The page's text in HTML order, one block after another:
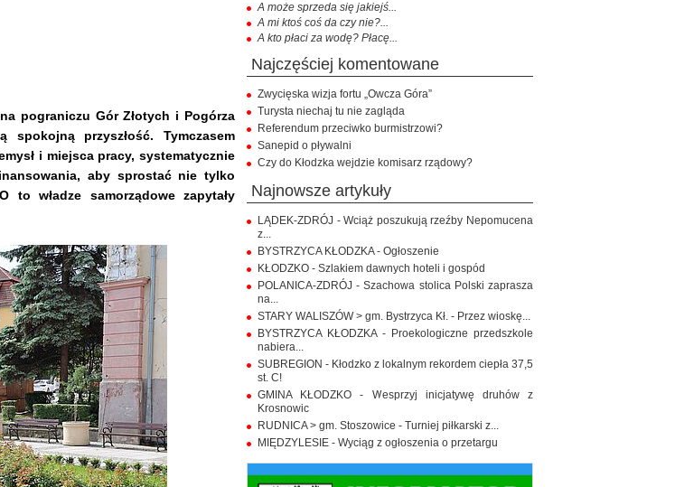
pograniczu Gór Złotych i Pogórza
przyszłość. Tymczasem
i miejsca pracy, systematycznie
aby sprostać nie tylko
władze samorządowe zapytały
A może sprzeda się jakiejś...
A mi ktoś coś da czy nie?...
A kto płaci za wodę? Płacę...
najczęściej komentowane
Zwycięska wizja fortu „Owcza Góra”
Turysta niechaj tu nie zagląda
Referendum przeciwko burmistrzowi?
Sanepid o pływalni
Czy do Kłodzka wejdzie komisarz rządowy?
najnowsze artykuły
LĄDEK-ZDRÓJ - Wciąż poszukują rzeźby Nepomucena
z...
BYSTRZYCA KŁODZKA - Ogłoszenie
KŁODZKO - Szlakiem dawnych hoteli i gospód
POLANICA-ZDRÓJ - Szachowa stolica Polski zaprasza
na...
STARY WALISZÓW > gm. Bystrzyca Kł. - Przez wioskę...
BYSTRZYCA KŁODZKA - Proekologiczne przedszkole
nabiera...
SUBREGION - Kłodzko z lokalnym rekordem ciepła 37,5
st. C!
GMINA KŁODZKO - Wesprzyj inicjatywę druhów z
Krosnowic
RUDNICA > gm. Stoszowice - Turniej piłkarski z...
MIĘDZYLESIE - Wyciąg z ogłoszenia o przetargu